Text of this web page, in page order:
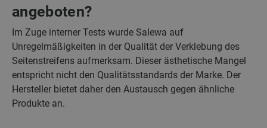
angeboten?
Im Zuge interner Tests wurde Salewa auf
Unregelmäßigkeiten in der Qualität der Verklebung des
Seitenstreifens aufmerksam. Dieser ästhetische Mangel
entspricht nicht den Qualitätsstandards der Marke. Der
Hersteller bietet daher den Austausch gegen ähnliche
Produkte an.